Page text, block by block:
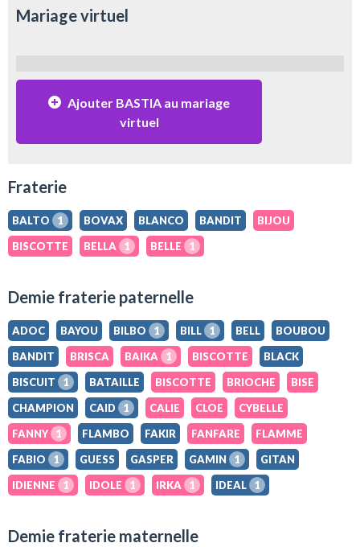
Mariage virtuel
Ajouter BASTIA au mariage
virtuel
Fraterie
BALTO 1 BOVAX BLANCO BANDIT
BIJOU
BISCOTTE
BELLA 1 BELLE 1
Demie fraterie paternelle
ADOC BAYOU BILBO 1 BILL 1 BELL
BOUBOU
BANDIT
BRISCA BAIKA 1 BISCOTTE
BLACK
BISCUIT
1 BATAILLE BISCOTTE BRIOCHE
BISE
CHAMPION
CAID 1 CALIE CLOE
CYBELLE
FANNY 1 FLAMBO FAKIR FANFARE
FLAMME
FABIO
1 GUESS GASPER GAMIN 1
GITAN
IDIENNE
1 IDOLE 1 IRKA 1 IDEAL 1
Demie fraterie maternelle